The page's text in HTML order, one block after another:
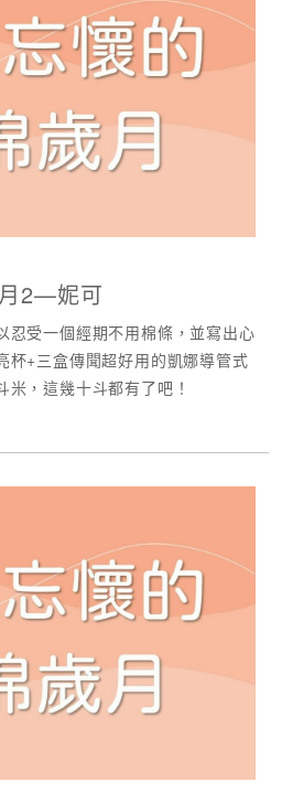
2—妮可
忍受一個經期不用棉條，並寫出心
杯+三盒傳聞超好用的凱娜導管式
，這幾十斗都有了吧！